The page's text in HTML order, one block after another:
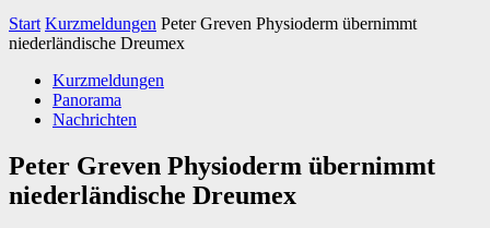
Start Kurzmeldungen Peter Greven Physioderm übernimmt
niederländische Dreumex
Kurzmeldungen
Panorama
Nachrichten
Peter Greven Physioderm übernimmt
niederländische Dreumex